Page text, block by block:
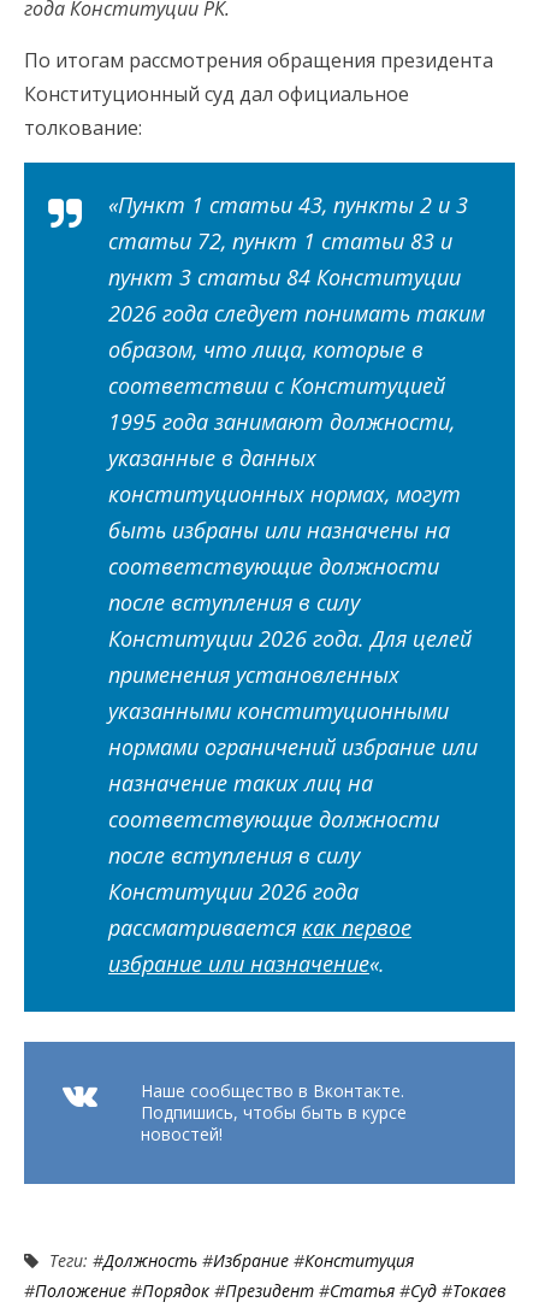
года Конституции РК.
По итогам рассмотрения обращения президента
Конституционный суд дал официальное
толкование:
«Пункт 1 статьи 43, пункты 2 и 3
статьи 72, пункт 1 статьи 83 и
пункт 3 статьи 84 Конституции
2026 года следует понимать таким
образом, что лица, которые в
соответствии с Конституцией
1995 года занимают должности,
указанные в данных
конституционных нормах, могут
быть избраны или назначены на
соответствующие должности
после вступления в силу
Конституции 2026 года. Для целей
применения установленных
указанными конституционными
нормами ограничений избрание или
назначение таких лиц на
соответствующие должности
после вступления в силу
Конституции 2026 года
рассматривается как первое
избрание или назначение«.
Наше сообщество в Вконтакте.
Подпишись, чтобы быть в курсе
новостей!
Теги: #Должность #Избрание #Конституция
#Положение #Порядок #Президент #Статья #Суд #Токаев